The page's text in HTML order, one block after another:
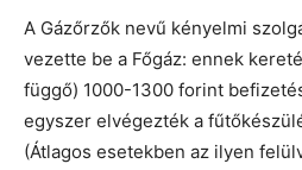
A Gázőrzők nevű kényelmi
vezette be a Főgáz: ennek
függő) 1000-1300 forint
egyszer elvégezték a
(Átlagos esetekben az ilyen